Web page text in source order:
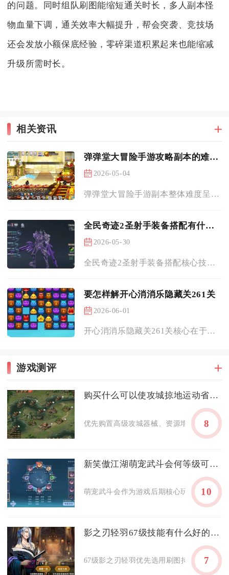
的问题。同时组队刷图能缩短通关时长，多人副本怪
物血量下调，通关效率大幅提升，帮会突袭、竞技场
还会发放小额保底经验，零碎渠道积累起来也能缩减
升级所需时长。
相关资讯
弹弹堂大冒险手游攻略副本的难度如何
2026-05-04
弹弹堂大冒险手游副本整体难度呈阶梯式分布，简单难度适配新手入...
全民奇迹2圣射手装备搭配有什么技巧
2026-05-30
全民奇迹2圣射手装备搭配核心技巧在于围绕敏捷属性构建输出体系...
要怎样解开心消消乐隐藏关261关
2026-06-01
开心消消乐隐藏关261关核心在于优先清左区障碍、中期控传送带...
游戏测评
购买什么可以使攻城掠地运动省会收益最大化
优先购置高级攻城器械、资源增益类道具
8
新笑傲江湖萌宠武斗会何等级可报名
萌宠武斗会作为游戏后期核心玩法，对角
10
影之刃轻羽67级技能有什么好的配备方法
67级影之刃轻羽优先选用刷图持续爆发链
7